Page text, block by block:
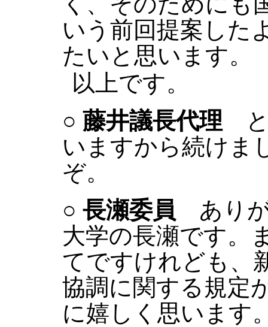
いう前回提案した
たいと思います。
以上です。
○藤井議長代理 と
いますから続けま
ぞ。
○長瀬委員
あり
大学の長瀬です。
てですけれども、
協調に関する規定
に嬉しく思います